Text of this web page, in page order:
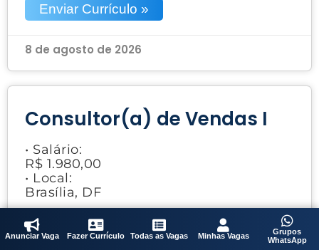
Enviar Currículo »
8 de agosto de 2026
Consultor(a) de Vendas I
• Salário:
R$ 1.980,00
• Local:
Brasília, DF
Enviar Currículo »
Anunciar Vaga Fazer Currículo Todas as Vagas Minhas Vagas
Grupos
WhatsApp